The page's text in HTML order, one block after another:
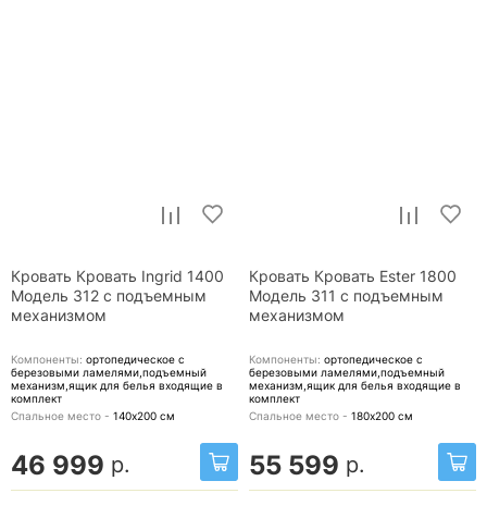
Кровать Кровать Ingrid 1400
Модель 312 с подъемным
механизмом
Компоненты: ортопедическое с
березовыми ламелями,подъемный
механизм,ящик для белья входящие в
комплект
Спальное место - 140х200 см
46 999 р.
Кровать Кровать Ester 1800
Модель 311 с подъемным
механизмом
Компоненты: ортопедическое с
березовыми ламелями,подъемный
механизм,ящик для белья входящие в
комплект
Спальное место - 180х200 см
55 599 р.